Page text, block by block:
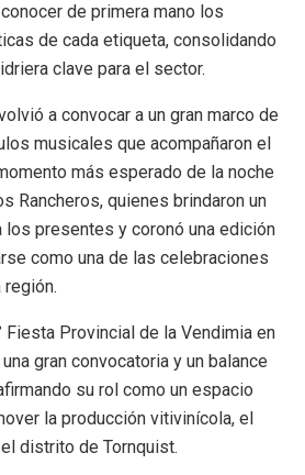
de primera mano los
de cada etiqueta, consolidando
clave para el sector.
a convocar a un gran marco de
musicales que acompañaron el
más esperado de la noche
Rancheros, quienes brindaron un
los presentes y coronó una edición
como una de las celebraciones
Fiesta Provincial de la Vendimia en
gran convocatoria y un balance
su rol como un espacio
la producción vitivinícola, el
distrito de Tornquist.